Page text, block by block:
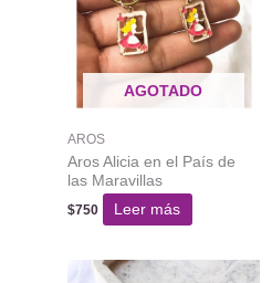
AGOTADO
AROS
Aros Alicia en el País de
las Maravillas
$750 Leer más